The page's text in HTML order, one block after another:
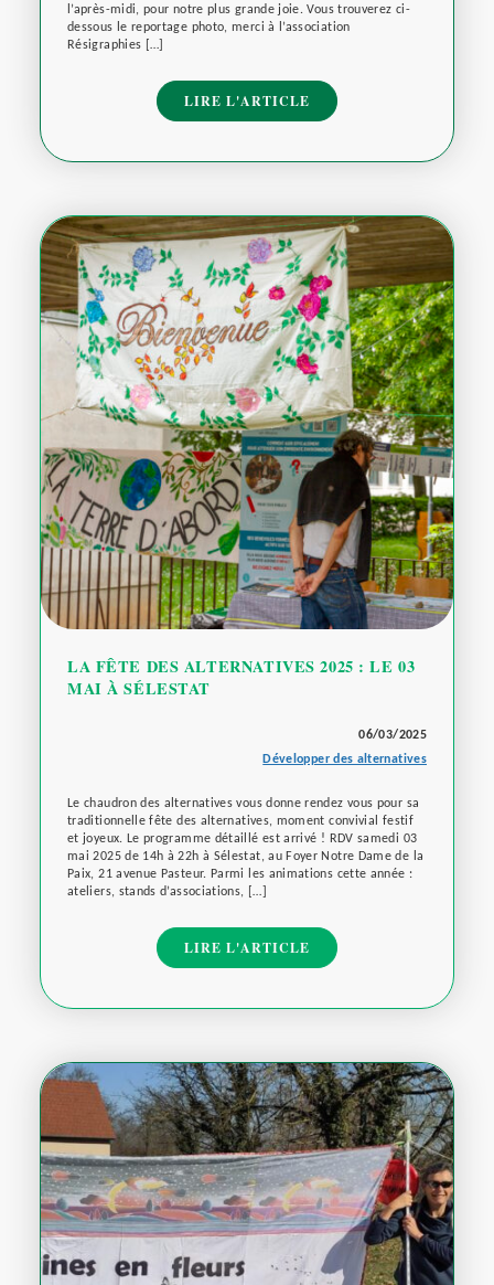
l’après-midi, pour notre plus grande joie. Vous trouverez ci-
dessous le reportage photo, merci à l’association
Résigraphies […]
LIRE L'ARTICLE
LA FÊTE DES ALTERNATIVES 2025 : LE 03
MAI À SÉLESTAT
06/03/2025
Développer des alternatives
Le chaudron des alternatives vous donne rendez vous pour sa
traditionnelle fête des alternatives, moment convivial festif
et joyeux. Le programme détaillé est arrivé ! RDV samedi 03
mai 2025 de 14h à 22h à Sélestat, au Foyer Notre Dame de la
Paix, 21 avenue Pasteur. Parmi les animations cette année :
ateliers, stands d’associations, […]
LIRE L'ARTICLE